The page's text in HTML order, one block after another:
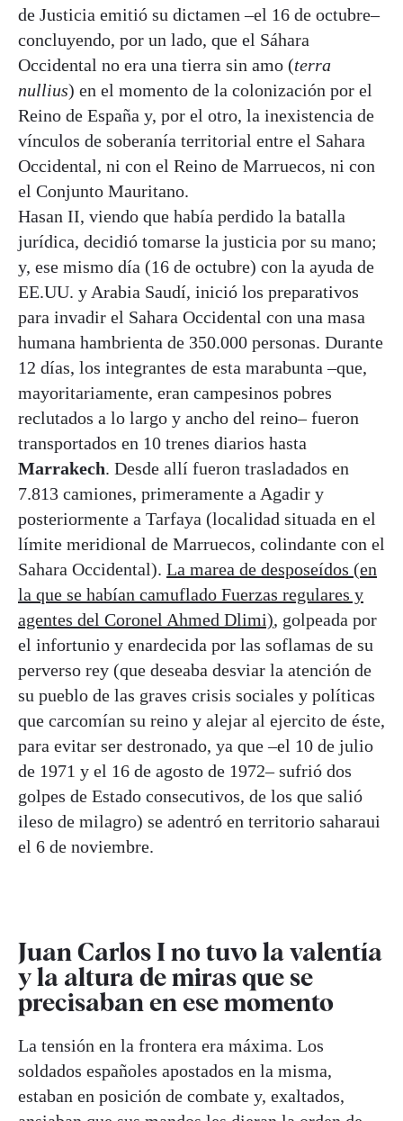
de Justicia emitió su dictamen –el 16 de octubre–
concluyendo, por un lado, que el Sáhara
Occidental no era una tierra sin amo (terra
nullius) en el momento de la colonización por el
Reino de España y, por el otro, la inexistencia de
vínculos de soberanía territorial entre el Sahara
Occidental, ni con el Reino de Marruecos, ni con
el Conjunto Mauritano.
Hasan II, viendo que había perdido la batalla
jurídica, decidió tomarse la justicia por su mano;
y, ese mismo día (16 de octubre) con la ayuda de
EE.UU. y Arabia Saudí, inició los preparativos
para invadir el Sahara Occidental con una masa
humana hambrienta de 350.000 personas. Durante
12 días, los integrantes de esta marabunta –que,
mayoritariamente, eran campesinos pobres
reclutados a lo largo y ancho del reino– fueron
transportados en 10 trenes diarios hasta
Marrakech. Desde allí fueron trasladados en
7.813 camiones, primeramente a Agadir y
posteriormente a Tarfaya (localidad situada en el
límite meridional de Marruecos, colindante con el
Sahara Occidental). La marea de desposeídos (en
la que se habían camuflado Fuerzas regulares y
agentes del Coronel Ahmed Dlimi), golpeada por
el infortunio y enardecida por las soflamas de su
perverso rey (que deseaba desviar la atención de
su pueblo de las graves crisis sociales y políticas
que carcomían su reino y alejar al ejercito de éste,
para evitar ser destronado, ya que –el 10 de julio
de 1971 y el 16 de agosto de 1972– sufrió dos
golpes de Estado consecutivos, de los que salió
ileso de milagro) se adentró en territorio saharaui
el 6 de noviembre.
Juan Carlos I no tuvo la valentía
y la altura de miras que se
precisaban en ese momento
La tensión en la frontera era máxima. Los
soldados españoles apostados en la misma,
estaban en posición de combate y, exaltados,